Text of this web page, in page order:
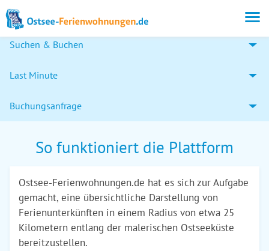
Suchen & Buchen
Last Minute
Buchungsanfrage
So funktioniert die Plattform
Ostsee-Ferienwohnungen.de hat es sich zur Aufgabe
gemacht, eine übersichtliche Darstellung von
Ferienunterkünften in einem Radius von etwa 25
Kilometern entlang der malerischen Ostseeküste
bereitzustellen.